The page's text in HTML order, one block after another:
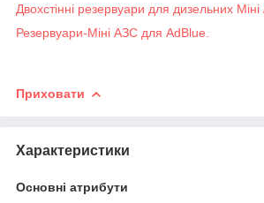
Двохстінні резервуари для дизельних Міні
Резервуари-Міні АЗС для AdBlue.
Приховати
Характеристики
Основні атрибути